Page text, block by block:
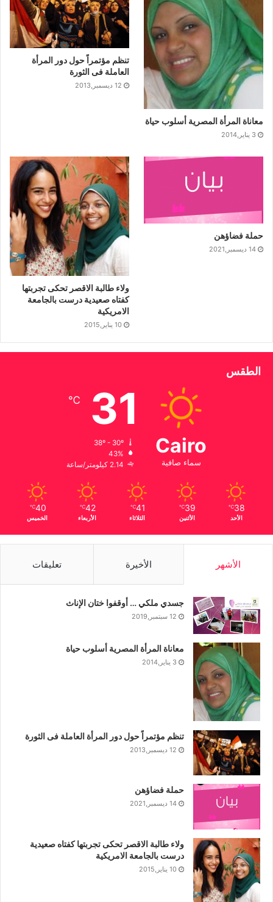
معاناة المرأة المصرية أسلوب حياة
3 يناير,2014
تنظم مؤتمراً حول دور المرأة
العاملة فى الثورة
12 ديسمبر,2013
حملة فضاؤهن
14 ديسمبر,2021
ولاء طالبة الاقصر تحكى تجربتها
كفتاه صعيدية درست بالجامعة
الامريكية
10 يناير,2015
الطقس
Cairo
سماء صافية
31
℃
43%
2.14 كيلومتر/ساعة
38
℃
الأحد
39
℃
الأثنين
41
℃
الثلاثاء
42
℃
الأربعاء
40
℃
الخميس
الأشهر الأخيرة تعليقات
جسدي ملكي … أوقفوا ختان الإناث
12 سبتمبر,2019
معاناة المرأة المصرية أسلوب حياة
3 يناير,2014
تنظم مؤتمراً حول دور المرأة العاملة فى الثورة
12 ديسمبر,2013
حملة فضاؤهن
14 ديسمبر,2021
ولاء طالبة الاقصر تحكى تجربتها كفتاه صعيدية
درست بالجامعة الامريكية
10 يناير,2015